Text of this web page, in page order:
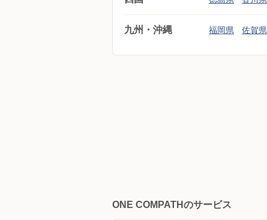
九州・沖縄 福岡県 佐賀県
ONE COMPATHのサービス